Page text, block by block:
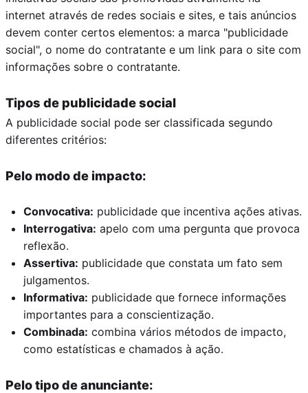
internet através de redes sociais e sites, e tais anúncios
devem conter certos elementos: a marca "publicidade
social", o nome do contratante e um link para o site com
informações sobre o contratante.
Tipos de publicidade social
A publicidade social pode ser classificada segundo
diferentes critérios:
Pelo modo de impacto:
Convocativa: publicidade que incentiva ações ativas.
Interrogativa: apelo com uma pergunta que provoca
reflexão.
Assertiva: publicidade que constata um fato sem
julgamentos.
Informativa: publicidade que fornece informações
importantes para a conscientização.
Combinada: combina vários métodos de impacto,
como estatísticas e chamados à ação.
Pelo tipo de anunciante: